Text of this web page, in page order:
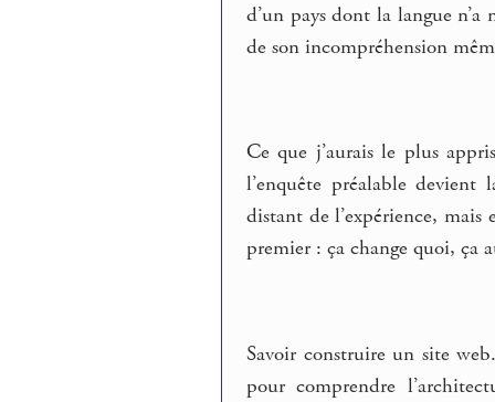
d’un pays dont la langue
de son incompréhension
Ce que j’aurais le plus
l’enquête préalable devient
distant de l’expérience,
premier : ça change quoi, ça
Savoir construire un site
pour comprendre